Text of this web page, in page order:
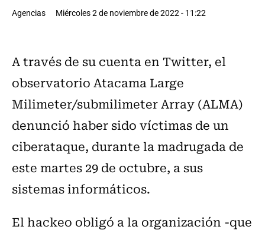
Agencias Miércoles 2 de noviembre de 2022 - 11:22
A través de su cuenta en Twitter, el
observatorio Atacama Large
Milimeter/submilimeter Array (ALMA)
denunció haber sido víctimas de un
ciberataque, durante la madrugada de
este martes 29 de octubre, a sus
sistemas informáticos.
El hackeo obligó a la organización -que